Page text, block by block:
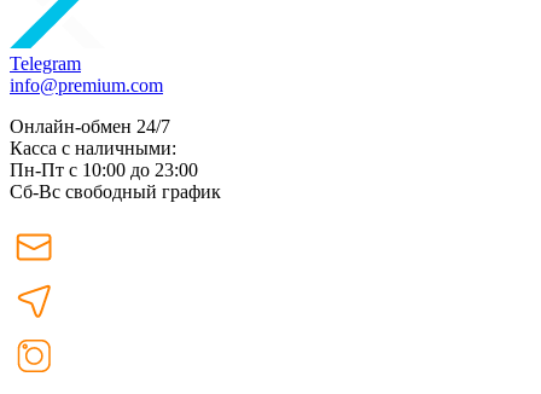
Telegram
info@premium.com
Онлайн-обмен 24/7
Касса с наличными:
Пн-Пт с 10:00 до 23:00
Сб-Вс свободный график